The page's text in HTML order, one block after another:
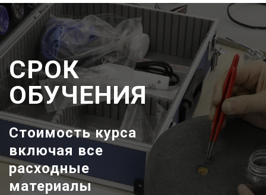
СРОК
ОБУЧЕНИЯ
Стоимость курса
включая все
расходные
материалы